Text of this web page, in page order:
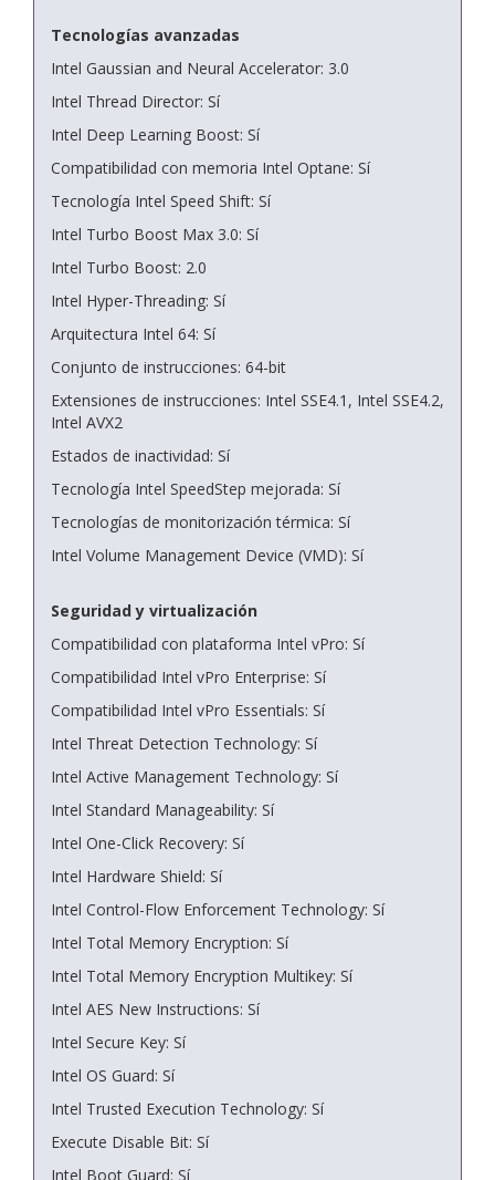
Tecnologías avanzadas
Intel Gaussian and Neural Accelerator: 3.0
Intel Thread Director: Sí
Intel Deep Learning Boost: Sí
Compatibilidad con memoria Intel Optane: Sí
Tecnología Intel Speed Shift: Sí
Intel Turbo Boost Max 3.0: Sí
Intel Turbo Boost: 2.0
Intel Hyper-Threading: Sí
Arquitectura Intel 64: Sí
Conjunto de instrucciones: 64-bit
Extensiones de instrucciones: Intel SSE4.1, Intel SSE4.2,
Intel AVX2
Estados de inactividad: Sí
Tecnología Intel SpeedStep mejorada: Sí
Tecnologías de monitorización térmica: Sí
Intel Volume Management Device (VMD): Sí
Seguridad y virtualización
Compatibilidad con plataforma Intel vPro: Sí
Compatibilidad Intel vPro Enterprise: Sí
Compatibilidad Intel vPro Essentials: Sí
Intel Threat Detection Technology: Sí
Intel Active Management Technology: Sí
Intel Standard Manageability: Sí
Intel One-Click Recovery: Sí
Intel Hardware Shield: Sí
Intel Control-Flow Enforcement Technology: Sí
Intel Total Memory Encryption: Sí
Intel Total Memory Encryption Multikey: Sí
Intel AES New Instructions: Sí
Intel Secure Key: Sí
Intel OS Guard: Sí
Intel Trusted Execution Technology: Sí
Execute Disable Bit: Sí
Intel Boot Guard: Sí